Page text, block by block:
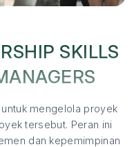
SKILLS
mengelola proyek
tersebut. Peran ini
dan kepemimpinan